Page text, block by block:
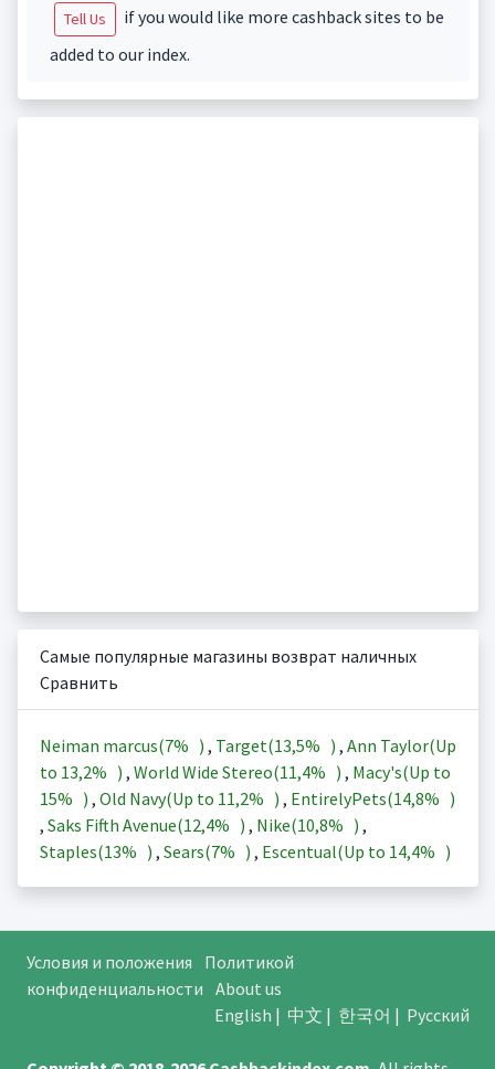
Tell Us
if you would like more cashback sites to be
added to our index.
Самые популярные магазины возврат наличных
Сравнить
Neiman marcus(7% ) , Target(13,5% ) , Ann Taylor(Up
to 13,2% ) , World Wide Stereo(11,4% ) , Macy's(Up to
15% ) , Old Navy(Up to 11,2% ) , EntirelyPets(14,8% )
, Saks Fifth Avenue(12,4% ) , Nike(10,8% ) ,
Staples(13% ) , Sears(7% ) , Escentual(Up to 14,4% )
Условия и положения
Политикой
конфиденциальности About us
English | 中文 | 한국어 | Русский